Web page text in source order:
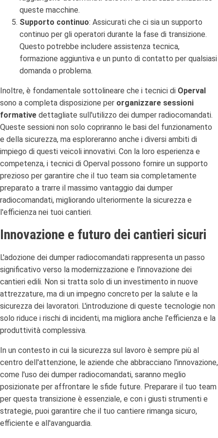
queste macchine.
Supporto continuo: Assicurati che ci sia un supporto
continuo per gli operatori durante la fase di transizione.
Questo potrebbe includere assistenza tecnica,
formazione aggiuntiva e un punto di contatto per qualsiasi
domanda o problema.
Inoltre, è fondamentale sottolineare che i tecnici di Operval
sono a completa disposizione per organizzare sessioni
formative dettagliate sull'utilizzo dei dumper radiocomandati.
Queste sessioni non solo copriranno le basi del funzionamento
e della sicurezza, ma esploreranno anche i diversi ambiti di
impiego di questi veicoli innovativi. Con la loro esperienza e
competenza, i tecnici di Operval possono fornire un supporto
prezioso per garantire che il tuo team sia completamente
preparato a trarre il massimo vantaggio dai dumper
radiocomandati, migliorando ulteriormente la sicurezza e
l'efficienza nei tuoi cantieri.
Innovazione e futuro dei cantieri sicuri
L'adozione dei dumper radiocomandati rappresenta un passo
significativo verso la modernizzazione e l'innovazione dei
cantieri edili. Non si tratta solo di un investimento in nuove
attrezzature, ma di un impegno concreto per la salute e la
sicurezza dei lavoratori. L'introduzione di queste tecnologie non
solo riduce i rischi di incidenti, ma migliora anche l'efficienza e la
produttività complessiva.
In un contesto in cui la sicurezza sul lavoro è sempre più al
centro dell'attenzione, le aziende che abbracciano l'innovazione,
come l'uso dei dumper radiocomandati, saranno meglio
posizionate per affrontare le sfide future. Preparare il tuo team
per questa transizione è essenziale, e con i giusti strumenti e
strategie, puoi garantire che il tuo cantiere rimanga sicuro,
efficiente e all'avanguardia.